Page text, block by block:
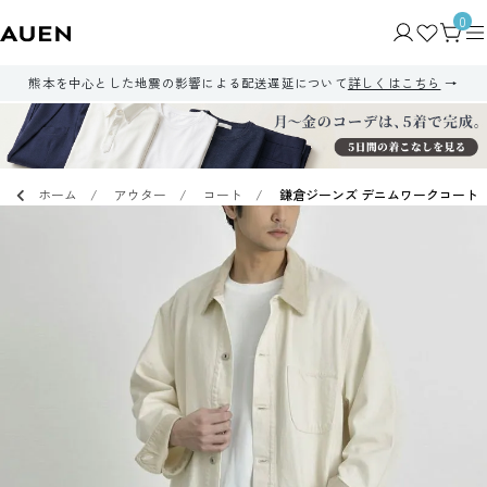
0
熊本を中心とした地震の影響による配送遅延について詳しくはこちら
ホーム アウター コート 鎌倉ジーンズ デニムワークコート